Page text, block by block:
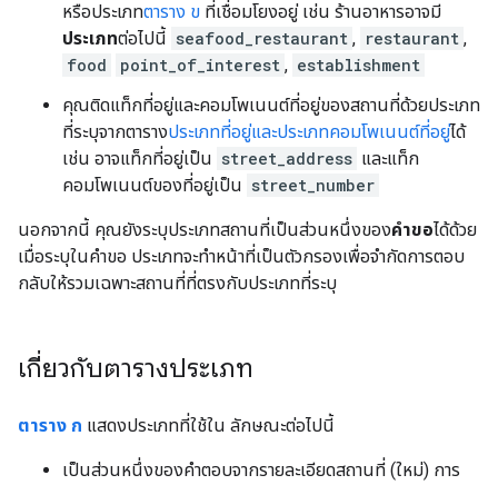
หรือประเภทตาราง ข ที่เชื่อมโยงอยู่ เช่น ร้านอาหารอาจมี
ประเภทต่อไปนี้ seafood_restaurant , restaurant ,
food
point_of_interest , establishment
คุณติดแท็กที่อยู่และคอมโพเนนต์ที่อยู่ของสถานที่ด้วยประเภท
ที่ระบุจากตารางประเภทที่อยู่และประเภทคอมโพเนนต์ที่อยู่ได้
เช่น อาจแท็กที่อยู่เป็น street_address และแท็ก
คอมโพเนนต์ของที่อยู่เป็น street_number
นอกจากนี้ คุณยังระบุประเภทสถานที่เป็นส่วนหนึ่งของคำขอได้ด้วย
เมื่อระบุในคำขอ ประเภทจะทำหน้าที่เป็นตัวกรองเพื่อจำกัดการตอบ
กลับให้รวมเฉพาะสถานที่ที่ตรงกับประเภทที่ระบุ
เกี่ยวกับตารางประเภท
ตาราง ก แสดงประเภทที่ใช้ใน ลักษณะต่อไปนี้
เป็นส่วนหนึ่งของคำตอบจากรายละเอียดสถานที่ (ใหม่) การ